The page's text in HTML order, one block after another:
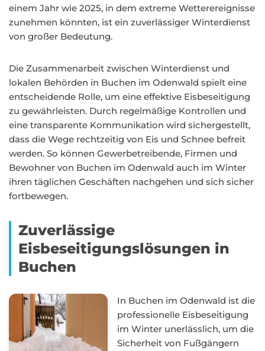
einem Jahr wie 2025, in dem extreme Wetterereignisse
zunehmen könnten, ist ein zuverlässiger Winterdienst
von großer Bedeutung.
Die Zusammenarbeit zwischen Winterdienst und
lokalen Behörden in Buchen im Odenwald spielt eine
entscheidende Rolle, um eine effektive Eisbeseitigung
zu gewährleisten. Durch regelmäßige Kontrollen und
eine transparente Kommunikation wird sichergestellt,
dass die Wege rechtzeitig von Eis und Schnee befreit
werden. So können Gewerbetreibende, Firmen und
Bewohner von Buchen im Odenwald auch im Winter
ihren täglichen Geschäften nachgehen und sich sicher
fortbewegen.
Zuverlässige
Eisbeseitigungslösungen in
Buchen
In Buchen im Odenwald ist die
professionelle Eisbeseitigung
im Winter unerlässlich, um die
Sicherheit von Fußgängern